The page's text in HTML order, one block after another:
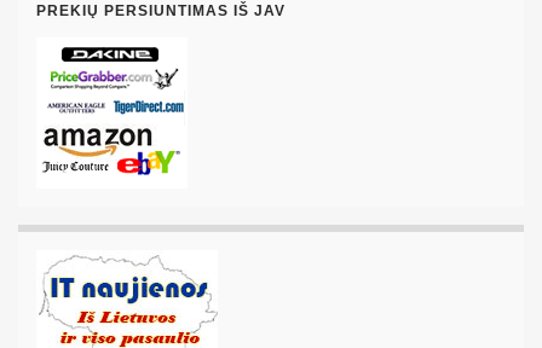
PREKIŲ PERSIUNTIMAS IŠ JAV